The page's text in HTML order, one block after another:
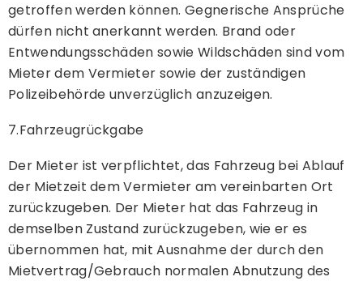
getroffen werden können. Gegnerische Ansprüche
dürfen nicht anerkannt werden. Brand oder
Entwendungsschäden sowie Wildschäden sind vom
Mieter dem Vermieter sowie der zuständigen
Polizeibehörde unverzüglich anzuzeigen.
7.Fahrzeugrückgabe
Der Mieter ist verpflichtet, das Fahrzeug bei Ablauf
der Mietzeit dem Vermieter am vereinbarten Ort
zurückzugeben. Der Mieter hat das Fahrzeug in
demselben Zustand zurückzugeben, wie er es
übernommen hat, mit Ausnahme der durch den
Mietvertrag/Gebrauch normalen Abnutzung des